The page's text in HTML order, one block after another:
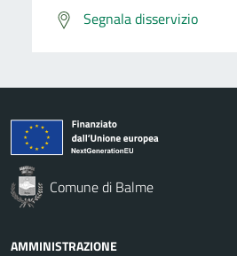
Segnala disservizio
Comune di Balme
AMMINISTRAZIONE